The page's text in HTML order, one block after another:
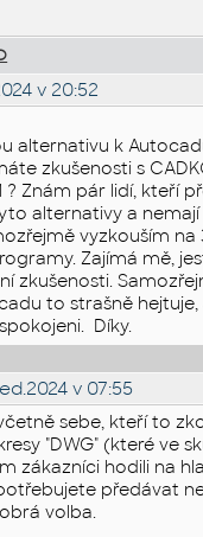
v 20:52
alternativu k
zkušenosti s
? Znám pár lidí, kteří
alternativy a
vyzkouším na
Zajímá mě,
zkušenosti.
to strašně hejtuje,
Díky.
v 07:55
sebe, kteří to
"DWG" (které ve
zákazníci hodili na
předávat
volba.